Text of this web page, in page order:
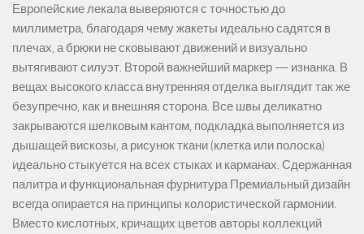
Европейские лекала выверяются с точностью до
миллиметра, благодаря чему жакеты идеально садятся в
плечах, а брюки не сковывают движений и визуально
вытягивают силуэт. Второй важнейший маркер — изнанка. В
вещах высокого класса внутренняя отделка выглядит так же
безупречно, как и внешняя сторона. Все швы деликатно
закрываются шелковым кантом, подкладка выполняется из
дышащей вискозы, а рисунок ткани (клетка или полоска)
идеально стыкуется на всех стыках и карманах. Сдержанная
палитра и функциональная фурнитура Премиальный дизайн
всегда опирается на принципы колористической гармонии.
Вместо кислотных, кричащих цветов авторы коллекций